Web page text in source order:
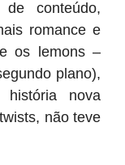
conteúdo,
romance e
os lemons –
plano),
nova
não teve